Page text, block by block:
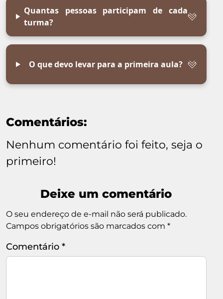
Quantas pessoas participam de cada
turma?
O que devo levar para a primeira aula?
Comentários:
Nenhum comentário foi feito, seja o
primeiro!
Deixe um comentário
O seu endereço de e-mail não será publicado.
Campos obrigatórios são marcados com *
Comentário *